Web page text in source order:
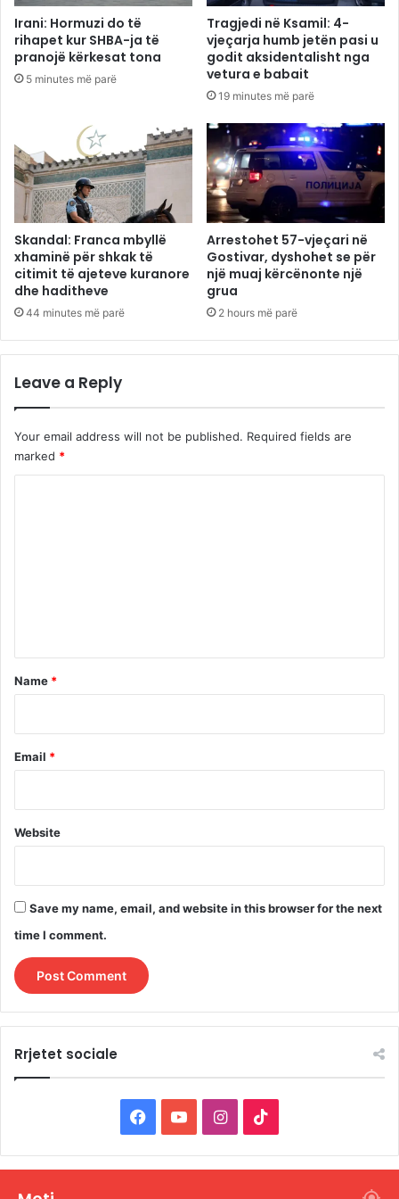
Irani: Hormuzi do të
rihapet kur SHBA-ja të
pranojë kërkesat tona
5 minutes më parë
Tragjedi në Ksamil: 4-
vjeçarja humb jetën pasi u
godit aksidentalisht nga
vetura e babait
19 minutes më parë
Skandal: Franca mbyllë
xhaminë për shkak të
citimit të ajeteve kuranore
dhe haditheve
44 minutes më parë
Arrestohet 57-vjeçari në
Gostivar, dyshohet se për
një muaj kërcënonte një
grua
2 hours më parë
Leave a Reply
Your email address will not be published. Required fields are
marked *
*
Name *
Email *
Website
Save my name, email, and website in this browser for the next
time I comment.
Rrjetet sociale
a
o
I
n
i